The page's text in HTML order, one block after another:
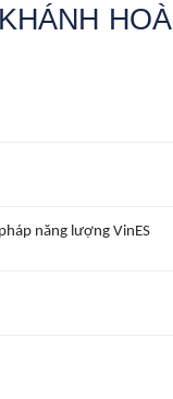
HOÀ
năng lượng VinES